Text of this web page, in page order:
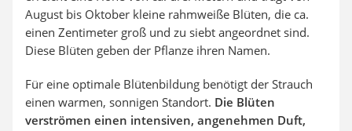
August bis Oktober kleine rahmweiße Blüten, die ca.
einen Zentimeter groß und zu siebt angeordnet sind.
Diese Blüten geben der Pflanze ihren Namen.
Für eine optimale Blütenbildung benötigt der Strauch
einen warmen, sonnigen Standort. Die Blüten
verströmen einen intensiven, angenehmen Duft,